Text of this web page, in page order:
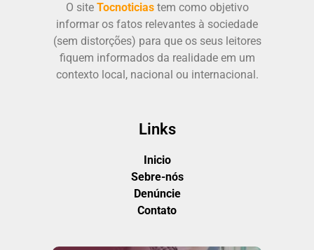
O site Tocnoticiastem como objetivo
informar os fatos relevantes à sociedade
(sem distorções) para que os seus leitores
fiquem informados da realidade em um
contexto local, nacional ou internacional.
Links
Inicio
Sebre-nós
Denúncie
Contato